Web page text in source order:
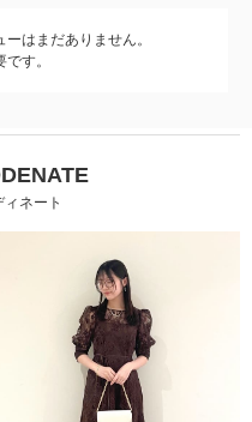
はまだありません。
す。
ネート